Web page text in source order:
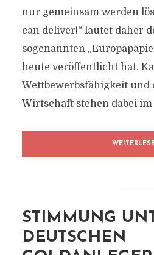
nur gemeinsam werden
can deliver!“ lautet daher
sogenannten
heute veröffentlicht hat.
Wettbewerbsfähigkeit und
Wirtschaft stehen dabei im
STIMMUNG
DEUTSCHEN